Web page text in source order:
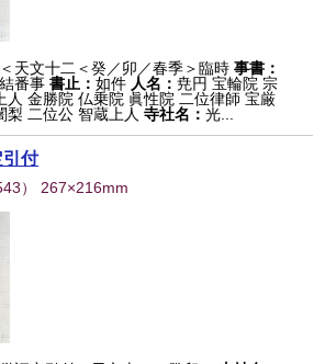
天文十二＜癸／卯／春季＞臨時 事書：
番事 書止：如件 人名：尭円 宝輪院 宗
人 金勝院 仏乗院 眞性院 二位律師 宝厳
梨 二位公 智蔵上人 寺社名：光...
付
） 267×216mm